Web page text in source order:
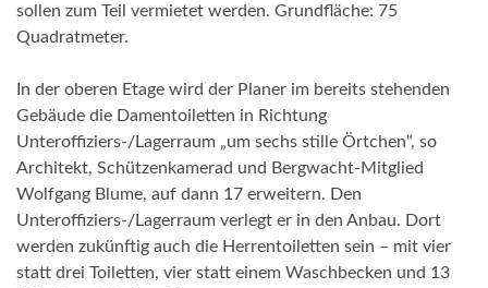
sollen zum Teil vermietet werden. Grundfläche: 75
Quadratmeter.
In der oberen Etage wird der Planer im bereits stehenden
Gebäude die Damentoiletten in Richtung
Unteroffiziers-/Lagerraum „um sechs stille Örtchen“, so
Architekt, Schützenkamerad und Bergwacht-Mitglied
Wolfgang Blume, auf dann 17 erweitern. Den
Unteroffiziers-/Lagerraum verlegt er in den Anbau. Dort
werden zukünftig auch die Herrentoiletten sein – mit vier
statt drei Toiletten, vier statt einem Waschbecken und 13